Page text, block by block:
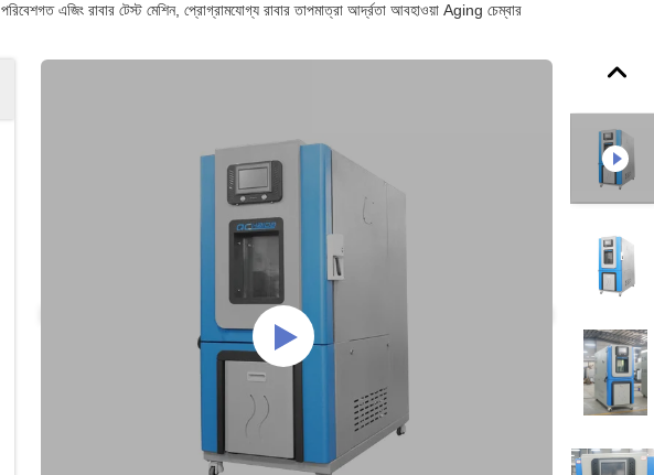
পরিবেশগত এজিং রাবার টেস্ট মেশিন, প্রোগ্রামযোগ্য রাবার তাপমাত্রা আর্দ্রতা আবহাওয়া Aging চেম্বার